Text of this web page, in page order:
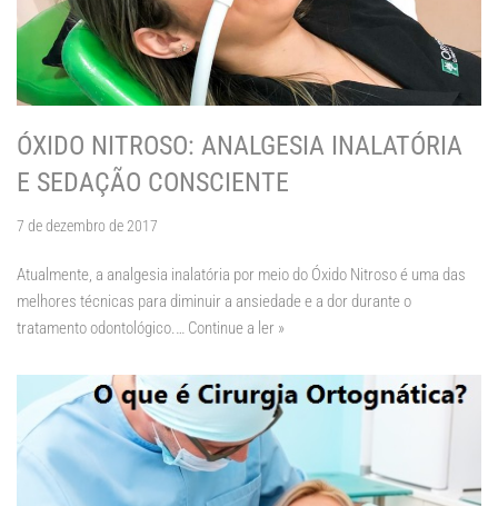
ÓXIDO NITROSO: ANALGESIA INALATÓRIA
E SEDAÇÃO CONSCIENTE
7 de dezembro de 2017
Atualmente, a analgesia inalatória por meio do Óxido Nitroso é uma das
melhores técnicas para diminuir a ansiedade e a dor durante o
tratamento odontológico.… Continue a ler »